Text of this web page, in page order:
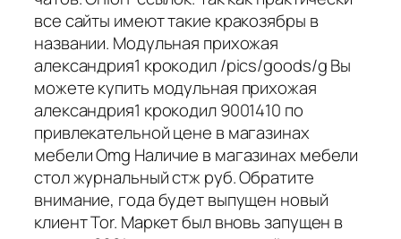
все сайты имеют такие кракозябры в
названии. Модульная прихожая
александрия1 крокодил /pics/goods/g Вы
можете купить модульная прихожая
александрия1 крокодил 9001410 по
привлекательной цене в магазинах
мебели Omg Наличие в магазинах мебели
стол журнальный стж руб. Обратите
внимание, года будет выпущен новый
клиент Tor. Маркет был вновь запущен в